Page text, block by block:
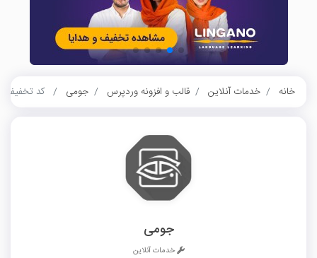
خانه خدمات آنلاین قالب و افزونه وردپرس جومی کد تخفیف 40 درصدی جومی
جومی
خدمات آنلاین